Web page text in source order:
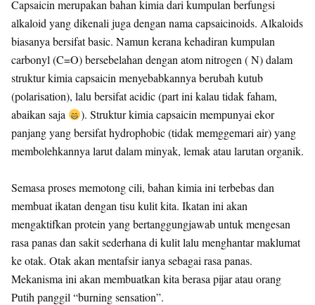
Capsaicin merupakan bahan kimia dari kumpulan berfungsi
alkaloid yang dikenali juga dengan nama capsaicinoids. Alkaloids
biasanya bersifat basic. Namun kerana kehadiran kumpulan
carbonyl (C=O) bersebelahan dengan atom nitrogen ( N) dalam
struktur kimia capsaicin menyebabkannya berubah kutub
(polarisation), lalu bersifat acidic (part ini kalau tidak faham,
abaikan saja
). Struktur kimia capsaicin mempunyai ekor
panjang yang bersifat hydrophobic (tidak memggemari air) yang
membolehkannya larut dalam minyak, lemak atau larutan organik.
Semasa proses memotong cili, bahan kimia ini terbebas dan
membuat ikatan dengan tisu kulit kita. Ikatan ini akan
mengaktifkan protein yang bertanggungjawab untuk mengesan
rasa panas dan sakit sederhana di kulit lalu menghantar maklumat
ke otak. Otak akan mentafsir ianya sebagai rasa panas.
Mekanisma ini akan membuatkan kita berasa pijar atau orang
Putih panggil “burning sensation”.